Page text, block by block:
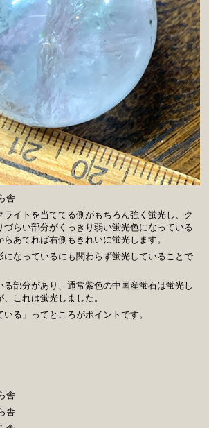
イトを当ててる側がもちろん強く蛍光し、ク
づらい部分がくっきり弱い蛍光色になっている
あてれば右側もきれいに蛍光します。
になっているにも関わらず蛍光していることで
る部分があり、通常紫色の中国産蛍石は蛍光し
これは蛍光しました。
る」ってところがポイントです。